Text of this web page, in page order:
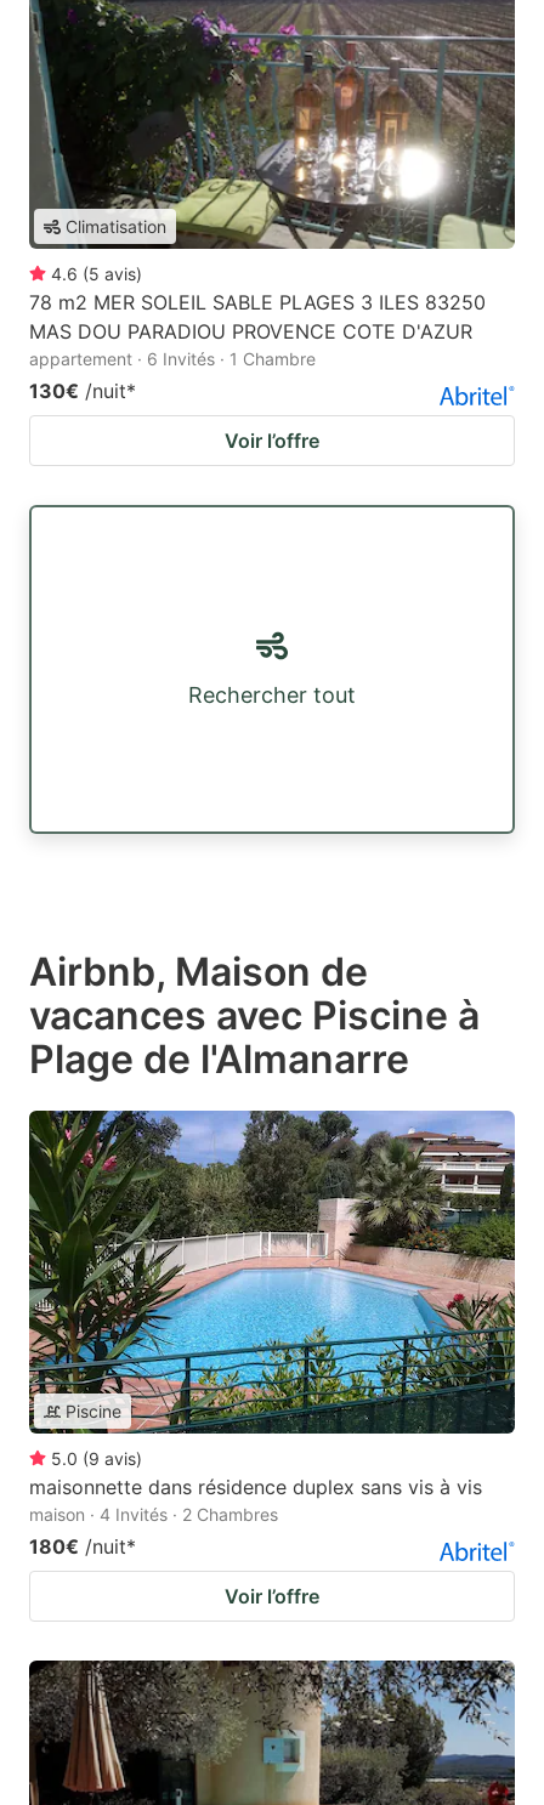
Climatisation
4.6 (5 avis)
78 m2 MER SOLEIL SABLE PLAGES 3 ILES 83250
MAS DOU PARADIOU PROVENCE COTE D'AZUR
appartement · 6 Invités · 1 Chambre
130€ /nuit*
Voir l’offre
Rechercher tout
Airbnb, Maison de
vacances avec Piscine à
Plage de l'Almanarre
Piscine
5.0 (9 avis)
maisonnette dans résidence duplex sans vis à vis
maison · 4 Invités · 2 Chambres
180€ /nuit*
Voir l’offre